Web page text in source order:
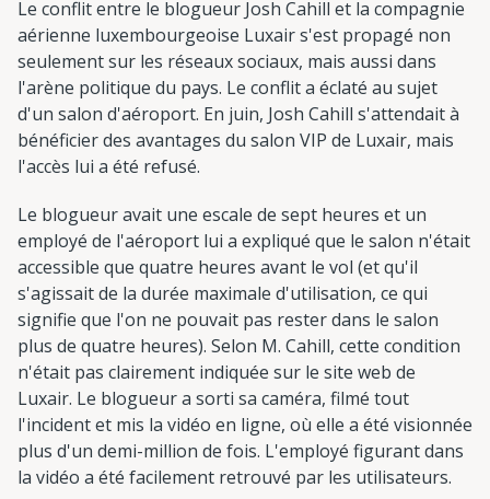
Le conflit entre le blogueur Josh Cahill et la compagnie
aérienne luxembourgeoise Luxair s'est propagé non
seulement sur les réseaux sociaux, mais aussi dans
l'arène politique du pays. Le conflit a éclaté au sujet
d'un salon d'aéroport. En juin, Josh Cahill s'attendait à
bénéficier des avantages du salon VIP de Luxair, mais
l'accès lui a été refusé.
Le blogueur avait une escale de sept heures et un
employé de l'aéroport lui a expliqué que le salon n'était
accessible que quatre heures avant le vol (et qu'il
s'agissait de la durée maximale d'utilisation, ce qui
signifie que l'on ne pouvait pas rester dans le salon
plus de quatre heures). Selon M. Cahill, cette condition
n'était pas clairement indiquée sur le site web de
Luxair. Le blogueur a sorti sa caméra, filmé tout
l'incident et mis la vidéo en ligne, où elle a été visionnée
plus d'un demi-million de fois. L'employé figurant dans
la vidéo a été facilement retrouvé par les utilisateurs.